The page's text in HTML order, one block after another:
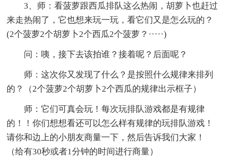
3、师：看菠萝跟西瓜排队这么热闹，胡萝卜也赶过
来走热闹了，它也想来玩一玩，看它们又是怎么玩的？
(2个菠萝2个胡萝卜2个西瓜2个菠萝？·····)
问：咦，接下去该拍谁？接着呢？后面呢？
师：这次你又发现了什么？是按照什么规律来排列
的？（2个菠萝2个胡萝卜2个西瓜的规律出示框子）
师：它们可真会玩！每次玩排队游戏都是有规律
的！！你们想想看还可以怎么样有规律的玩排队游戏！
请你和边上的小朋友商量一下，然后告诉我们大家！
（给有30秒或者1分钟的时间进行商量）